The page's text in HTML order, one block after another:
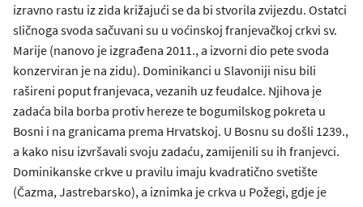
izravno rastu iz zida križajući se da bi stvorila zvijezdu. Ostatci
sličnoga svoda sačuvani su u voćinskoj franjevačkoj crkvi sv.
Marije (nanovo je izgrađena 2011., a izvorni dio pete svoda
konzerviran je na zidu). Dominikanci u Slavoniji nisu bili
rašireni poput franjevaca, vezanih uz feudalce. Njihova je
zadaća bila borba protiv hereze te bogumilskog pokreta u
Bosni i na granicama prema Hrvatskoj. U Bosnu su došli 1239.,
a kako nisu izvršavali svoju zadaću, zamijenili su ih franjevci.
Dominikanske crkve u pravilu imaju kvadratično svetište
(Čazma, Jastrebarsko), a iznimka je crkva u Požegi, gdje je